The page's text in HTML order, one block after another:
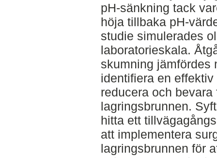
pH-sänkning tack
höja tillbaka pH-
studie simulerades
laboratorieskala.
skumning jämfördes
identifiera en
reducera och
lagringsbrunnen.
hitta ett
att implementera
lagringsbrunnen för